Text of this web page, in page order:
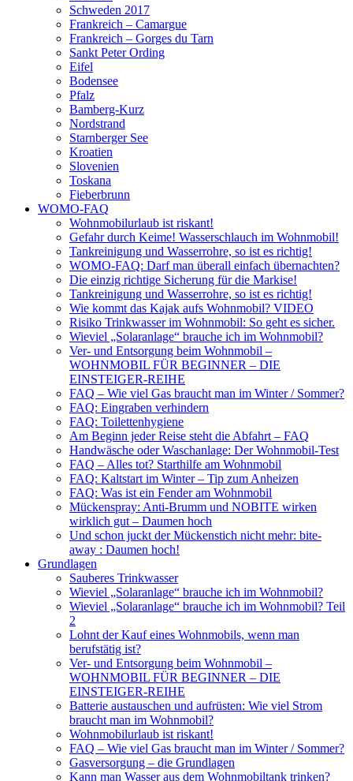
Schweden 2017
Frankreich – Camargue
Frankreich – Gorges du Tarn
Sankt Peter Ording
Eifel
Bodensee
Pfalz
Bamberg-Kurz
Nordstrand
Starnberger See
Kroatien
Slovenien
Toskana
Fieberbrunn
WOMO-FAQ
Wohnmobilurlaub ist riskant!
Gefahr durch Keime! Wasserschlauch im Wohnmobil!
Tankreinigung und Wasserrohre, so ist es richtig!
WOMO-FAQ: Darf man überall einfach übernachten?
Die einzig richtige Sicherung für die Markise!
Tankreinigung und Wasserrohre, so ist es richtig!
Wie kommt das Kajak aufs Wohnmobil? VIDEO
Risiko Trinkwasser im Wohnmobil: So geht es sicher.
Wieviel „Solaranlage“ brauche ich im Wohnmobil?
Ver- und Entsorgung beim Wohnmobil –
WOHNMOBIL FÜR BEGINNER – DIE
EINSTEIGER-REIHE
FAQ – Wie viel Gas braucht man im Winter / Sommer?
FAQ: Eingraben verhindern
FAQ: Toilettenhygiene
Am Beginn jeder Reise steht die Abfahrt – FAQ
Handwäsche oder Waschanlage: Der Wohnmobil-Test
FAQ – Alles tot? Starthilfe am Wohnmobil
FAQ: Kaltstart im Winter – Tip zum Anheizen
FAQ: Was ist ein Fender am Wohnmobil
Mückenspray: Anti-Brumm und NOBITE wirken
wirklich gut – Daumen hoch
Und schon juckt der Mückenstich nicht mehr: bite-
away : Daumen hoch!
Grundlagen
Sauberes Trinkwasser
Wieviel „Solaranlage“ brauche ich im Wohnmobil?
Wieviel „Solaranlage“ brauche ich im Wohnmobil? Teil
2
Lohnt der Kauf eines Wohnmobils, wenn man
berufstätig ist?
Ver- und Entsorgung beim Wohnmobil –
WOHNMOBIL FÜR BEGINNER – DIE
EINSTEIGER-REIHE
Batterie austauschen und aufrüsten: Wie viel Strom
braucht man im Wohnmobil?
Wohnmobilurlaub ist riskant!
FAQ – Wie viel Gas braucht man im Winter / Sommer?
Gasversorgung – die Grundlagen
Kann man Wasser aus dem Wohnmobiltank trinken?